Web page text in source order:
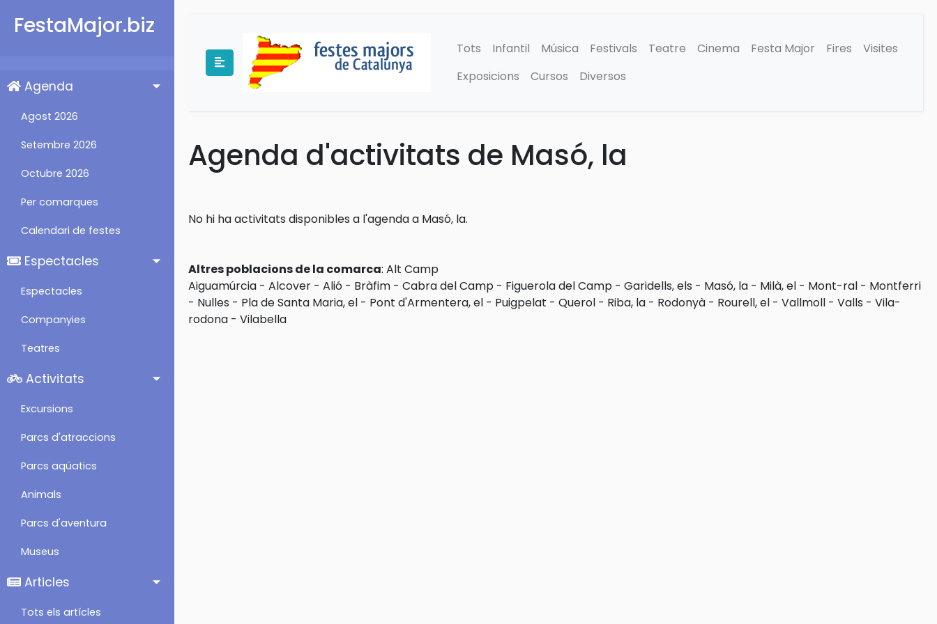
FestaMajor.biz
Agenda
Agost 2026
Setembre 2026
Octubre 2026
Per comarques
Calendari de festes
Espectacles
Espectacles
Companyies
Teatres
Activitats
Excursions
Parcs d'atraccions
Parcs aqüatics
Animals
Parcs d'aventura
Museus
Articles
Tots els artícles
Tots Infantil Música Festivals Teatre Cinema Festa Major Fires
Visites
Exposicions
Cursos Diversos
Agenda d'activitats de Masó, la
No hi ha activitats disponibles a l'agenda a Masó, la.
Altres poblacions de la comarca: Alt Camp
Aiguamúrcia - Alcover - Alió - Bràfim - Cabra del Camp - Figuerola del Camp - Garidells, els - Masó, la - Milà, el - Mont-ral - Montferri
- Nulles - Pla de Santa Maria, el - Pont d'Armentera, el - Puigpelat - Querol - Riba, la - Rodonyà - Rourell, el - Vallmoll - Valls - Vila-
rodona - Vilabella